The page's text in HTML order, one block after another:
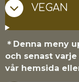
VEGAN
＊Denna meny
​​och senast
vår hemsida